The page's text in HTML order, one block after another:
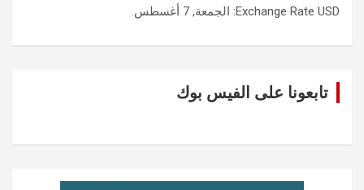
Exchange Rate USD : الجمعة, 7 أغسطس.
تابعونا على الفيس بوك